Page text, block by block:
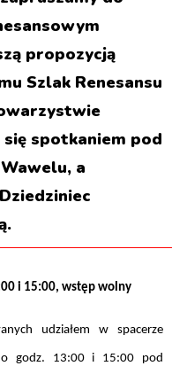
propozycją
Szlak Renesansu
spotkaniem pod
a
i 15:00, wstęp wolny
udziałem w spacerze
godz. 13:00 i 15:00 pod